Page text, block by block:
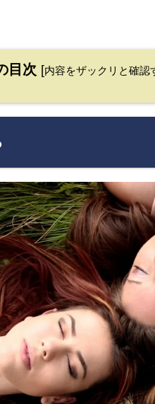
目次 [内容をザックリと確認